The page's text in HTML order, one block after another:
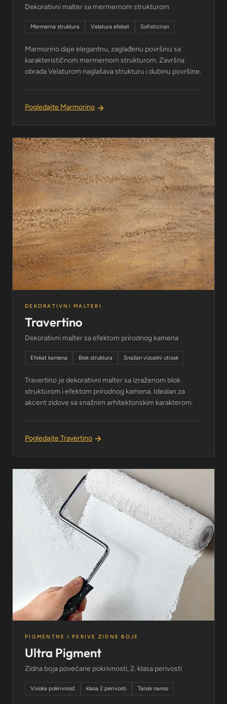
Dekorativni malter sa mermernom strukturom
Mermerna struktura Velatura efekat Sofisticiran
Marmorino daje elegantnu, zaglađenu površinu sa
karakterističnom mermernom strukturom. Završna
obrada Velaturom naglašava strukturu i dubinu površine.
Pogledajte Marmorino
DEKORATIVNI MALTERI
Travertino
Dekorativni malter sa efektom prirodnog kamena
Efekat kamena Blok struktura Snažan vizuelni utisak
Travertino je dekorativni malter sa izraženom blok
strukturom i efektom prirodnog kamena. Idealan za
akcent zidove sa snažnim arhitektonskim karakterom.
Pogledajte Travertino
PIGMENTNE I PERIVE ZIDNE BOJE
Ultra Pigment
Zidna boja povećane pokrivnosti, 2. klasa perivosti
Visoka pokrivnost klasa 2 perivosti Tanak nanos